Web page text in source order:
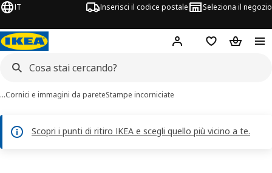
IT Inserisci il codice postale Seleziona il negozio
Hej! AccediLista deiCarrello
…Cornici e immagini da pareteStampe incorniciate
Scopri i punti di ritiro IKEA e scegli quello più vicino a te.